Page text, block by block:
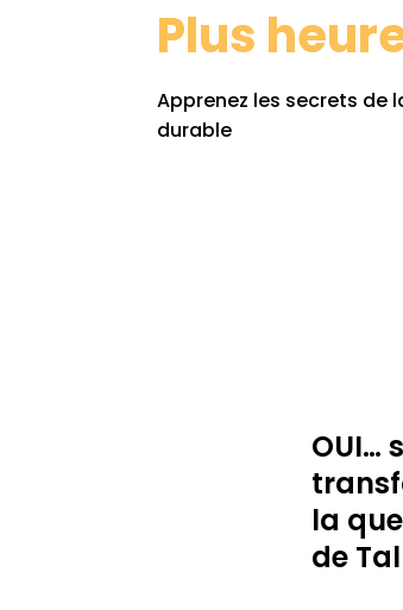
Plus
Apprenez les secrets de
durable
OUI…
la
de